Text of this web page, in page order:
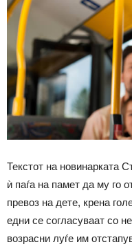
Текстот на новинарката
ѝ паѓа на памет да му го
превоз на дете, крена
едни се согласуваат со
возрасни луѓе им